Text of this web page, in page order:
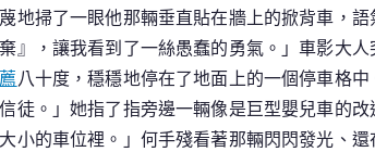
地掃了一眼他那輛垂直貼在牆上的掀背車，
，讓我看到了一絲愚蠢的勇氣。」車影大
八十度，穩穩地停在了地面上的一個停車格
徒。」她指了指旁邊一輛像是巨型嬰兒車的
小的車位裡。」何手殘看著那輛閃閃發光、